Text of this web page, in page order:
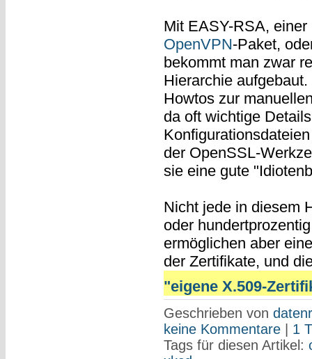
Mit EASY-RSA,
OpenVPN-Paket,
bekommt man zwar
Hierarchie
Howtos zur
da oft wichtige
der OpenSSL-
sie eine gute
Nicht jede in diesem
oder
ermöglichen aber
der Zertifikate, und
"eigene X.509-
Geschrieben von
keine Kommentare| 1
Tags für diesen Artikel: